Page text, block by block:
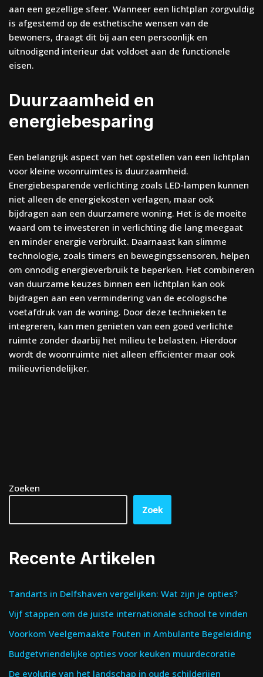
aan een gezellige sfeer. Wanneer een lichtplan zorgvuldig
is afgestemd op de esthetische wensen van de
bewoners, draagt dit bij aan een persoonlijk en
uitnodigend interieur dat voldoet aan de functionele
eisen.
Duurzaamheid en
energiebesparing
Een belangrijk aspect van het opstellen van een lichtplan
voor kleine woonruimtes is duurzaamheid.
Energiebesparende verlichting zoals LED-lampen kunnen
niet alleen de energiekosten verlagen, maar ook
bijdragen aan een duurzamere woning. Het is de moeite
waard om te investeren in verlichting die lang meegaat
en minder energie verbruikt. Daarnaast kan slimme
technologie, zoals timers en bewegingssensoren, helpen
om onnodig energieverbruik te beperken. Het combineren
van duurzame keuzes binnen een lichtplan kan ook
bijdragen aan een vermindering van de ecologische
voetafdruk van de woning. Door deze technieken te
integreren, kan men genieten van een goed verlichte
ruimte zonder daarbij het milieu te belasten. Hierdoor
wordt de woonruimte niet alleen efficiënter maar ook
milieuvriendelijker.
Zoeken
Zoek
Recente Artikelen
Tandarts in Delfshaven vergelijken: Wat zijn je opties?
Vijf stappen om de juiste internationale school te vinden
Voorkom Veelgemaakte Fouten in Ambulante Begeleiding
Budgetvriendelijke opties voor keuken muurdecoratie
De evolutie van het landschap in oude schilderijen